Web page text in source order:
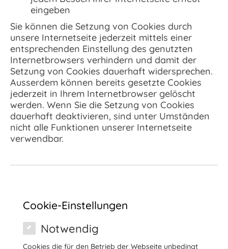
eingeben
Sie können die Setzung von Cookies durch
unsere Internetseite jederzeit mittels einer
entsprechenden Einstellung des genutzten
Internetbrowsers verhindern und damit der
Setzung von Cookies dauerhaft widersprechen.
Ausserdem können bereits gesetzte Cookies
jederzeit in Ihrem Internetbrowser gelöscht
werden. Wenn Sie die Setzung von Cookies
dauerhaft deaktivieren, sind unter Umständen
nicht alle Funktionen unserer Internetseite
verwendbar.
Cookie-Einstellungen
Notwendig
Cookies die für den Betrieb der Webseite unbedingt